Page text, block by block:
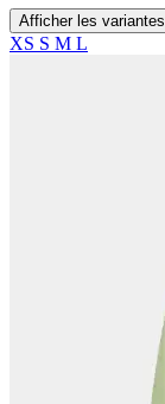
Afficher les variantes
XS S M L